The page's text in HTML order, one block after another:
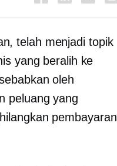
telah menjadi topik
yang beralih ke
oleh
peluang yang
pembayaran